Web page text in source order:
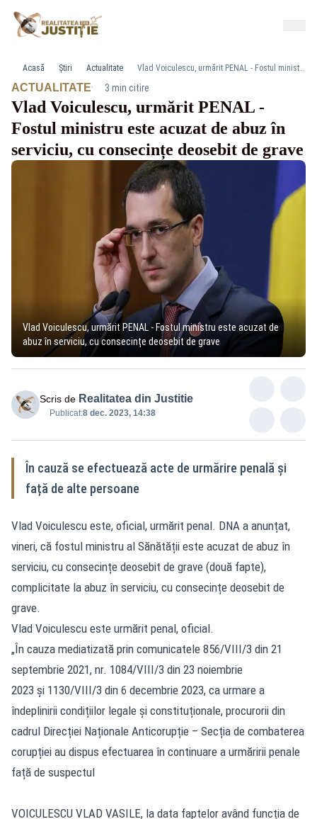
Acasă Știri Actualitate Vlad Voiculescu, urmărit PENAL - Fostul ministru este acuzat de abuz în serviciu, cu consecințe deosebit de grave
ACTUALITATE· 3 min citire
Vlad Voiculescu, urmărit PENAL -
Fostul ministru este acuzat de abuz în
serviciu, cu consecințe deosebit de grave
Vlad Voiculescu, urmărit PENAL - Fostul ministru este acuzat de
abuz în serviciu, cu consecințe deosebit de grave
Scris de Realitatea din Justitie
Publicat:8 dec. 2023, 14:38
În cauză se efectuează acte de urmărire penală și
față de alte persoane
Vlad Voiculescu este, oficial, urmărit penal. DNA a anunțat,
vineri, că fostul ministru al Sănătății este acuzat de abuz în
serviciu, cu consecințe deosebit de grave (două fapte),
complicitate la abuz în serviciu, cu consecințe deosebit de
grave.
Vlad Voiculescu este urmărit penal, oficial.
„În cauza mediatizată prin comunicatele 856/VIII/3 din 21
septembrie 2021, nr. 1084/VIII/3 din 23 noiembrie
2023 și 1130/VIII/3 din 6 decembrie 2023, ca urmare a
îndeplinirii condițiilor legale și constituționale, procurorii din
cadrul Direcției Naționale Anticorupție – Secția de combaterea
corupției au dispus efectuarea în continuare a urmăririi penale
față de suspectul
VOICULESCU VLAD VASILE, la data faptelor având funcția de